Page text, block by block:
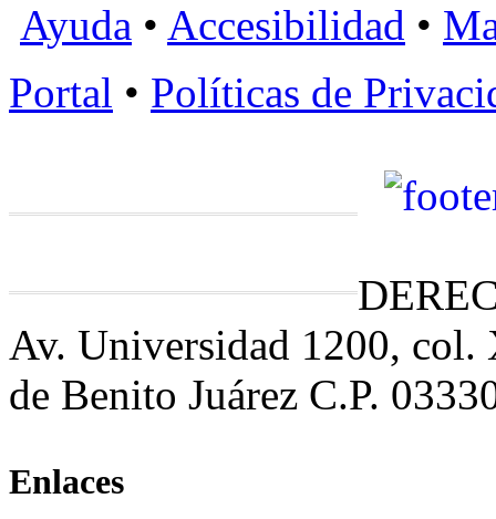
Ayuda • Accesibilidad •
Portal • Políticas de
Av. Universidad 1200,
de Benito Juárez C.P.
Enlaces